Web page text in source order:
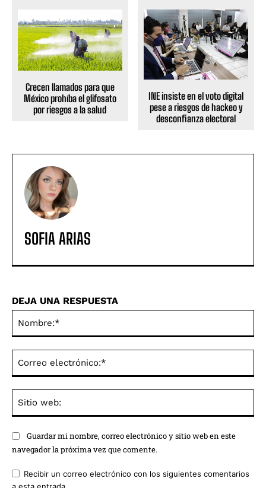
Crecen llamados para que
México prohíba el glifosato
por riesgos a la salud
INE insiste en el voto digital
pese a riesgos de hackeo y
desconfianza electoral
SOFIA ARIAS
DEJA UNA RESPUESTA
Guardar mi nombre, correo electrónico y sitio web en este
navegador la próxima vez que comente.
Recibir un correo electrónico con los siguientes comentarios